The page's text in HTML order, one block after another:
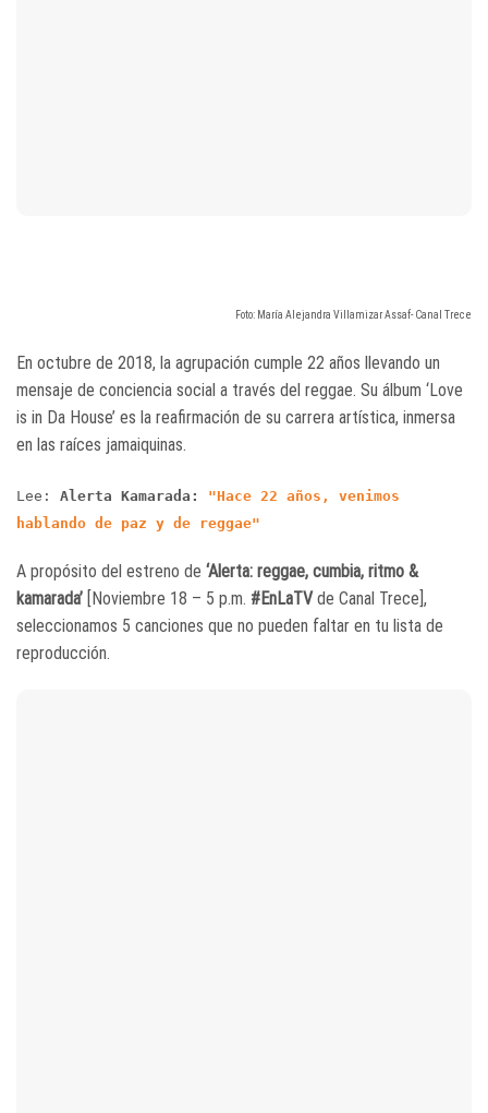
Foto: María Alejandra Villamizar Assaf- Canal Trece
En octubre de 2018, la agrupación cumple 22 años llevando un
mensaje de conciencia social a través del reggae. Su álbum ‘Love
is in Da House’ es la reafirmación de su carrera artística, inmersa
en las raíces jamaiquinas.
Lee: Alerta Kamarada: "Hace 22 años, venimos
hablando de paz y de reggae"
A propósito del estreno de ‘Alerta: reggae, cumbia, ritmo &
kamarada’ [Noviembre 18 – 5 p.m. #EnLaTV de Canal Trece],
seleccionamos 5 canciones que no pueden faltar en tu lista de
reproducción.